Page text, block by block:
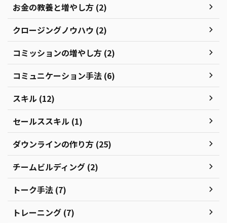
お金の教養と増やし方 (2)
クロージングノウハウ (2)
コミッションの増やし方 (2)
コミュニケーション手法 (6)
スキル (12)
セールススキル (1)
ダウンラインの作り方 (25)
チームビルディング (2)
トーク手法 (7)
トレーニング (7)